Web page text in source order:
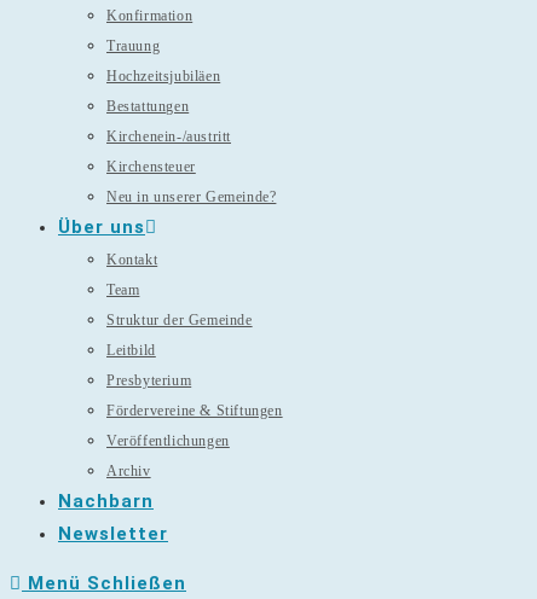
Konfirmation
Trauung
Hochzeitsjubiläen
Bestattungen
Kirchenein-/austritt
Kirchensteuer
Neu in unserer Gemeinde?
Über uns
Kontakt
Team
Struktur der Gemeinde
Leitbild
Presbyterium
Fördervereine & Stiftungen
Veröffentlichungen
Archiv
Nachbarn
Newsletter
Menü Schließen